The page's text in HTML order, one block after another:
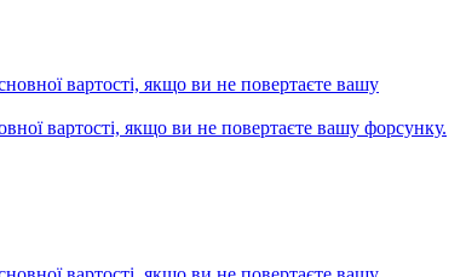
вартості, якщо ви не повертаєте вашу форсунку.